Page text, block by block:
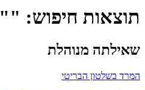
תוצאות חיפוש: ""
שאילתה מנוהלת
המרד בשלטון הבריטי